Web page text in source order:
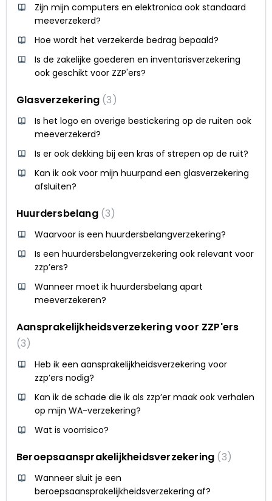
Zijn mijn computers en elektronica ook standaard
meeverzekerd?
Hoe wordt het verzekerde bedrag bepaald?
Is de zakelijke goederen en inventarisverzekering
ook geschikt voor ZZP'ers?
Glasverzekering 3
Is het logo en overige bestickering op de ruiten ook
meeverzekerd?
Is er ook dekking bij een kras of strepen op de ruit?
Kan ik ook voor mijn huurpand een glasverzekering
afsluiten?
Huurdersbelang 3
Waarvoor is een huurdersbelangverzekering?
Is een huurdersbelangverzekering ook relevant voor
zzp’ers?
Wanneer moet ik huurdersbelang apart
meeverzekeren?
Aansprakelijkheidsverzekering voor ZZP'ers
3
Heb ik een aansprakelijkheidsverzekering voor
zzp’ers nodig?
Kan ik de schade die ik als zzp’er maak ook verhalen
op mijn WA-verzekering?
Wat is voorrisico?
Beroepsaansprakelijkheidsverzekering 3
Wanneer sluit je een
beroepsaansprakelijkheidsverzekering af?